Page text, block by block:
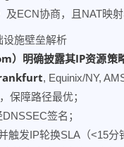
ECN协商，且NAT映
设施壁垒解析
明确披露其IP资源策
, Equinix/NY,
保障路径最优；
签名；
发IP轮换SLA（<15分